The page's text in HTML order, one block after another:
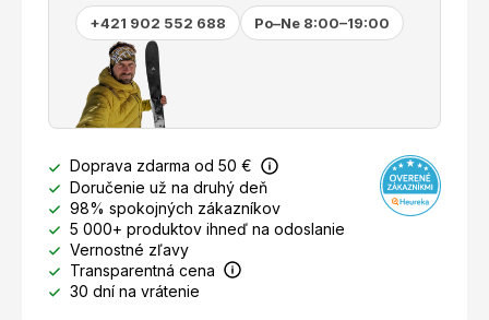
+421 902 552 688 Po–Ne 8:00–19:00
Doprava zdarma od 50 €
Doručenie už na druhý deň
98% spokojných zákazníkov
5 000+ produktov ihneď na odoslanie
Vernostné zľavy
Transparentná cena
30 dní na vrátenie